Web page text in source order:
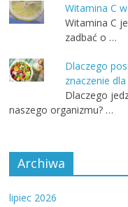
Witamina C
Witamina C
zadbać o …
Dlaczego
znaczenie
Dlaczego
naszego organizmu? …
Archiwa
lipiec 2026